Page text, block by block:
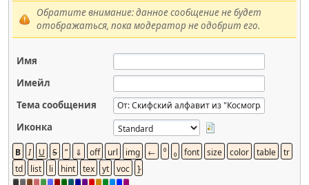
Обратите внимание: данное сообщение не будет
отображаться, пока модератор не одобрит его.
Имя
Имейл
Тема сообщения
Иконка